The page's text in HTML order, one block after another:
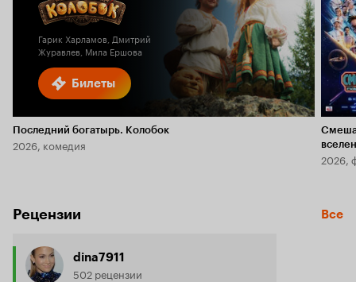
Билеты
Гарик Харламов, Дмитрий
Журавлев, Мила Ершова
Последний богатырь. Колобок
2026, комедия
6.1
2026,
Рецензии Все
dina7911
502 рецензии